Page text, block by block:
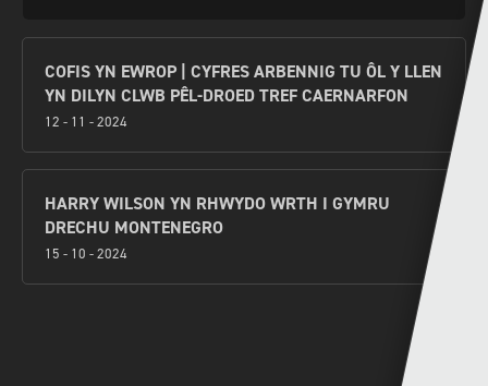
COFIS YN EWROP | CYFRES ARBENNIG TU ÔL Y LLEN
YN DILYN CLWB PÊL-DROED TREF CAERNARFON
12 - 11 - 2024
HARRY WILSON YN RHWYDO WRTH I GYMRU
DRECHU MONTENEGRO
15 - 10 - 2024